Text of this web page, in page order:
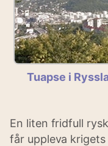
Tuapse i
En liten fridfull
får uppleva